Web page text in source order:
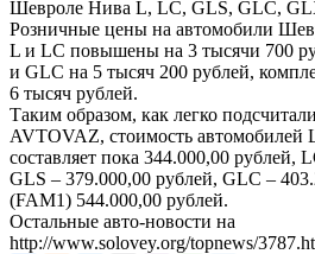
Шевроле Нива L, LC, GLS, GLC,
Розничные цены на автомобили
L и LC повышены на 3 тысячи 700
и GLC на 5 тысяч 200 рублей,
6 тысяч рублей.
Таким образом, как легко
AVTOVAZ, стоимость
составляет пока 344.000,00 рублей,
GLS – 379.000,00 рублей, GLC –
(FAM1) 544.000,00 рублей.
Остальные авто-новости на
http://www.solovey.org/topnews/